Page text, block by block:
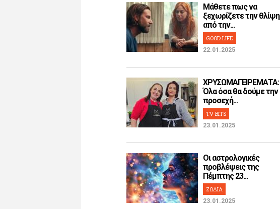
Μάθετε πως να
ξεχωρίζετε την θλίψη
από την...
GOOD LIFE
22.01.2025
ΧΡΥΣΩΜΑΓΕΙΡΕΜΑΤΑ:
Όλα όσα θα δούμε την
προσεχή...
TV BITS
23.01.2025
Οι αστρολογικές
προβλέψεις της
Πέμπτης 23...
ΖΩΔΙΑ
23.01.2025